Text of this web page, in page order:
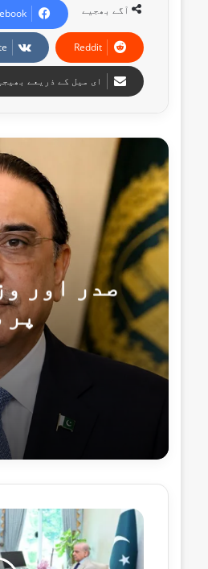
آگے بھجیے
Reddit
ای میل کے ذریعے
پر
صدر اور وزیراعظم کا 10 دہشت گردوں کو ہلاک کرنے پر سیکیورٹی
خیبرپختونخوا میںاوورسیز
پاکستانی
قیمتی